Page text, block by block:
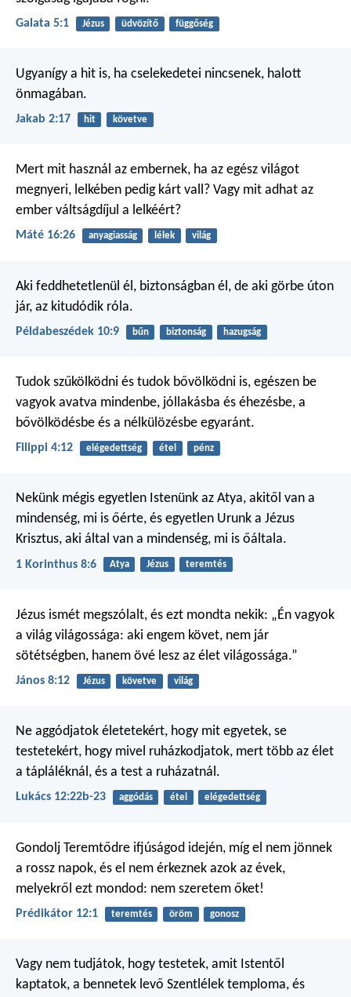
Galata 5:1 Jézus üdvözítő függőség
Ugyanígy a hit is, ha cselekedetei nincsenek, halott
önmagában.
Jakab 2:17 hit követve
Mert mit használ az embernek, ha az egész világot
megnyeri, lelkében pedig kárt vall? Vagy mit adhat az
ember váltságdíjul a lelkéért?
Máté 16:26 anyagiasság lélek világ
Aki feddhetetlenül él, biztonságban él, de aki görbe úton
jár, az kitudódik róla.
Példabeszédek 10:9 bűn biztonság hazugság
Tudok szűkölködni és tudok bővölködni is, egészen be
vagyok avatva mindenbe, jóllakásba és éhezésbe, a
bővölködésbe és a nélkülözésbe egyaránt.
Filippi 4:12 elégedettség étel pénz
Nekünk mégis egyetlen Istenünk az Atya, akitől van a
mindenség, mi is őérte, és egyetlen Urunk a Jézus
Krisztus, aki által van a mindenség, mi is őáltala.
1 Korinthus 8:6 Atya Jézus teremtés
Jézus ismét megszólalt, és ezt mondta nekik: „Én vagyok
a világ világossága: aki engem követ, nem jár
sötétségben, hanem övé lesz az élet világossága.”
János 8:12 Jézus követve világ
Ne aggódjatok életetekért, hogy mit egyetek, se
testetekért, hogy mivel ruházkodjatok, mert több az élet
a tápláléknál, és a test a ruházatnál.
Lukács 12:22b-23 aggódás étel elégedettség
Gondolj Teremtődre ifjúságod idején, míg el nem jönnek
a rossz napok, és el nem érkeznek azok az évek,
melyekről ezt mondod: nem szeretem őket!
Prédikátor 12:1 teremtés öröm gonosz
Vagy nem tudjátok, hogy testetek, amit Istentől
kaptatok, a bennetek levő Szentlélek temploma, és